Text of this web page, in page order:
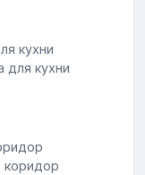
для кухни
коридор